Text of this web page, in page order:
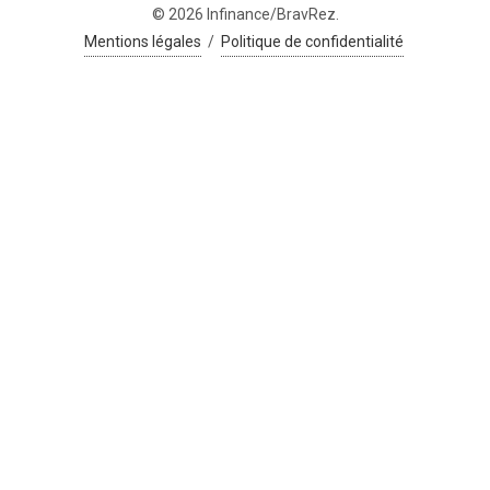
© 2026 Infinance/BravRez.
Mentions légales / Politique de confidentialité